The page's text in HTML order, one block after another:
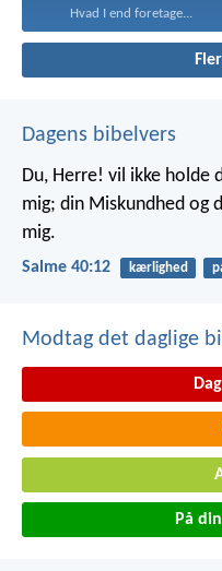
Hvad I end foretage...
Dagens bibelvers
Du, Herre! vil ikke holde
mig; din Miskundhed og
mig.
Salme 40:12 kærlighed
Modtag det daglige
På